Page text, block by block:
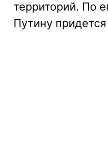
территорий. По
Путину